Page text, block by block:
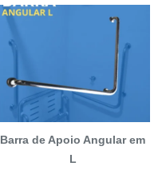
Barra de Apoio Angular em
L